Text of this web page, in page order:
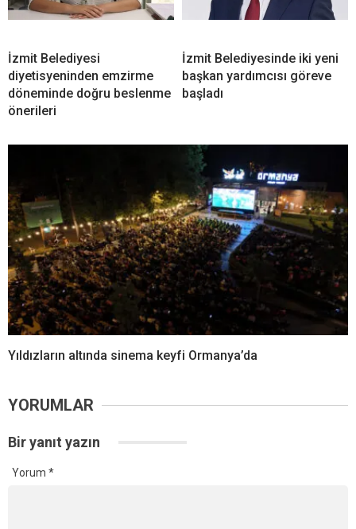
İzmit Belediyesi
diyetisyeninden emzirme
döneminde doğru beslenme
önerileri
İzmit Belediyesinde iki yeni
başkan yardımcısı göreve
başladı
Yıldızların altında sinema keyfi Ormanya’da
YORUMLAR
Bir yanıt yazın
Yorum *